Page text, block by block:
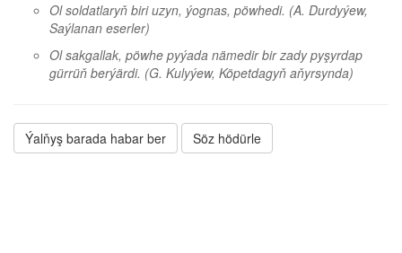
Ol soldatlaryň biri uzyn, ýognas, pöwhedi. (A. Durdyýew,
Saýlanan eserler)
Ol sakgallak, pöwhe pyýada nämedir bir zady pyşyrdap
gürrüň berýärdi. (G. Kulyýew, Köpetdagyň aňyrsynda)
Ýalňyş barada habar ber Söz hödürle